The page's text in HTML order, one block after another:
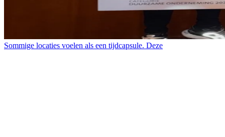
Sommige locaties voelen als een tijdcapsule. Deze